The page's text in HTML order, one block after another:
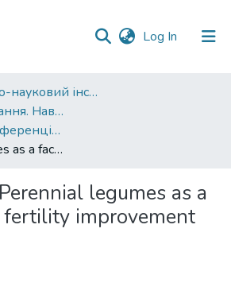
Log In (current)
Навчально-науковий інститут агротехнологій, селекції та екології
Друковані видання. Навчально-науковий інститут агротехнологій, селекції та екології
Статті, тези конференцій. Навчально-науковий інститут агротехнологій, селекції та екології
Perennial legumes as a factor in soil fertility improvement
Perennial legumes as a
improvement